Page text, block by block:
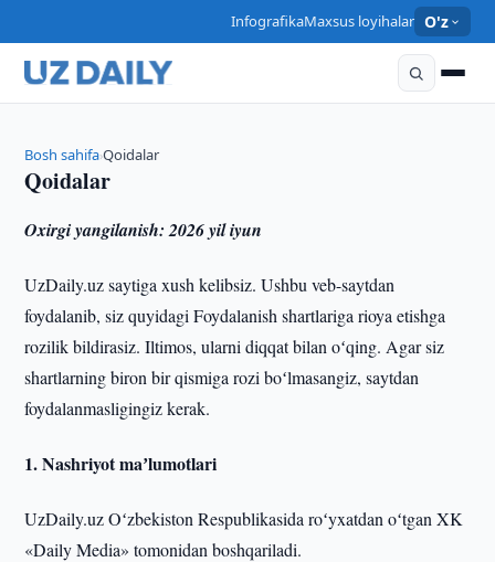
InfografikaMaxsus loyihalar O'z
Bosh sahifa›Qoidalar
Qoidalar
Oxirgi yangilanish: 2026 yil iyun
UzDaily.uz saytiga xush kelibsiz. Ushbu veb-saytdan
foydalanib, siz quyidagi Foydalanish shartlariga rioya etishga
rozilik bildirasiz. Iltimos, ularni diqqat bilan oʻqing. Agar siz
shartlarning biron bir qismiga rozi boʻlmasangiz, saytdan
foydalanmasligingiz kerak.
1. Nashriyot maʼlumotlari
UzDaily.uz Oʻzbekiston Respublikasida roʻyxatdan oʻtgan XK
«Daily Media» tomonidan boshqariladi.